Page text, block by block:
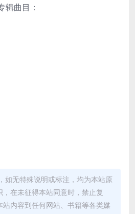
辑曲目：
如无特殊说明或标注，均为本站原
在未征得本站同意时，禁止复
内容到任何网站、书籍等各类媒